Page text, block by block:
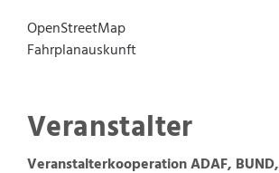
OpenStreetMap
Fahrplanauskunft
Veranstalter
VeranstalterkooperationADAF, BUND,